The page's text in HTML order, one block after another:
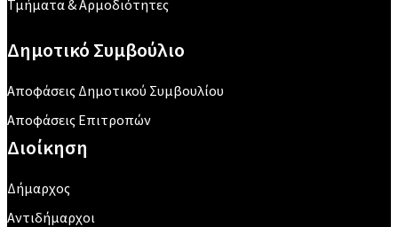
Τμήματα & Αρμοδιότητες
Δημοτικό Συμβούλιο
Αποφάσεις Δημοτικού Συμβουλίου
Αποφάσεις Επιτροπών
Διοίκηση
Δήμαρχος
Αντιδήμαρχοι